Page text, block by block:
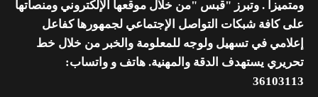
ومتميزا . وتبرز "قبس "من خلال موقعها الإلكتروني ومنصاتها
على كافة شبكات التواصل الإجتماعي لجمهورها كفاعل
إعلامي في تسهيل ولوجه للمعلومة والخبر من خلال خط
تحريري يستهدف الدقة والمهنية. هاتف و واتساب:
36103113